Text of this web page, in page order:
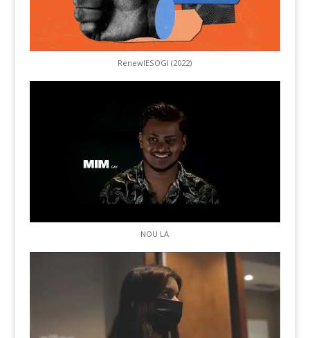
RenewIESOGI (2022)
NOU LA